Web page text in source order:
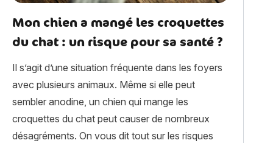
Mon chien a mangé les croquettes
du chat : un risque pour sa santé ?
Il s’agit d’une situation fréquente dans les foyers
avec plusieurs animaux. Même si elle peut
sembler anodine, un chien qui mange les
croquettes du chat peut causer de nombreux
désagréments. On vous dit tout sur les risques